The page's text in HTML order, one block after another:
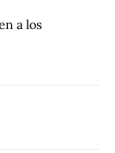
a los